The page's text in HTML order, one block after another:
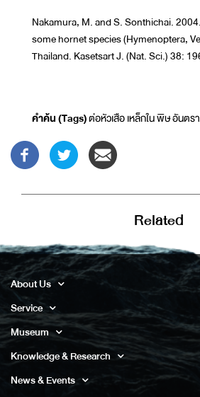
Nakamura, M. and S. Sonthichai.
some hornet species (Hymenoptera,
Thailand. Kasetsart J. (Nat. Sci.) 38:
คำค้น (Tags)ต่อหัวเสือ เหล็กใน พิษ อันตร
Related
About Us
Service
Museum
Knowledge & Research
News & Events